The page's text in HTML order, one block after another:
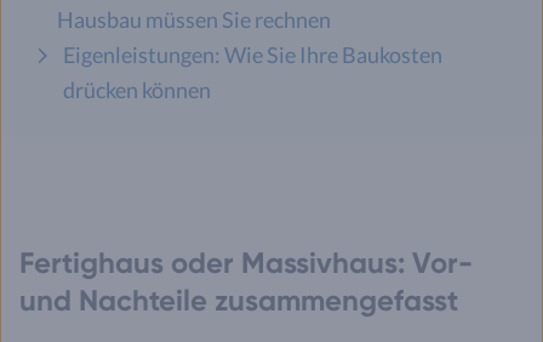
Hausbau müssen Sie rechnen
Eigenleistungen: Wie Sie Ihre Baukosten
drücken können
Fertighaus oder Massivhaus: Vor-
und Nachteile zusammengefasst